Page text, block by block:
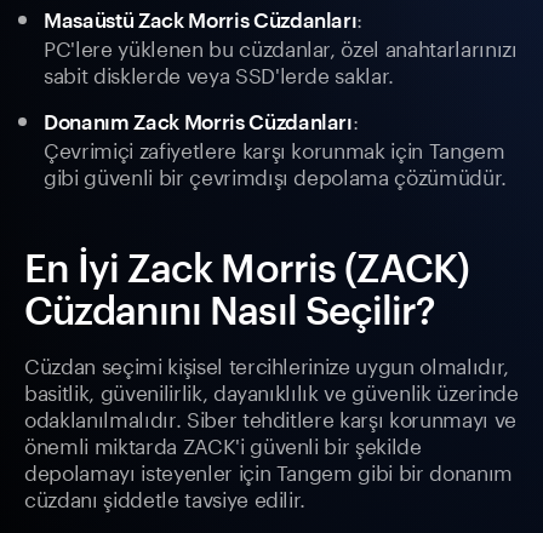
Masaüstü Zack Morris Cüzdanları:
PC'lere yüklenen bu cüzdanlar, özel anahtarlarınızı
sabit disklerde veya SSD'lerde saklar.
Donanım Zack Morris Cüzdanları:
Çevrimiçi zafiyetlere karşı korunmak için Tangem
gibi güvenli bir çevrimdışı depolama çözümüdür.
En İyi Zack Morris (ZACK)
Cüzdanını Nasıl Seçilir?
Cüzdan seçimi kişisel tercihlerinize uygun olmalıdır,
basitlik, güvenilirlik, dayanıklılık ve güvenlik üzerinde
odaklanılmalıdır. Siber tehditlere karşı korunmayı ve
önemli miktarda ZACK'i güvenli bir şekilde
depolamayı isteyenler için Tangem gibi bir donanım
cüzdanı şiddetle tavsiye edilir.